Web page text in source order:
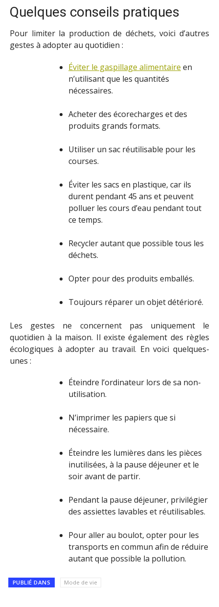
Quelques conseils pratiques
Pour limiter la production de déchets, voici d’autres
gestes à adopter au quotidien :
Éviter le gaspillage alimentaire en
n’utilisant que les quantités
nécessaires.
Acheter des écorecharges et des
produits grands formats.
Utiliser un sac réutilisable pour les
courses.
Éviter les sacs en plastique, car ils
durent pendant 45 ans et peuvent
polluer les cours d’eau pendant tout
ce temps.
Recycler autant que possible tous les
déchets.
Opter pour des produits emballés.
Toujours réparer un objet détérioré.
Les gestes ne concernent pas uniquement le
quotidien à la maison. Il existe également des règles
écologiques à adopter au travail. En voici quelques-
unes :
Éteindre l’ordinateur lors de sa non-
utilisation.
N’imprimer les papiers que si
nécessaire.
Éteindre les lumières dans les pièces
inutilisées, à la pause déjeuner et le
soir avant de partir.
Pendant la pause déjeuner, privilégier
des assiettes lavables et réutilisables.
Pour aller au boulot, opter pour les
transports en commun afin de réduire
autant que possible la pollution.
PUBLIÉ DANS Mode de vie